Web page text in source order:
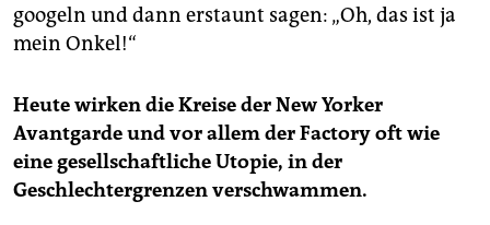
googeln und dann erstaunt sagen: „Oh, das ist ja
mein Onkel!“
Heute wirken die Kreise der New Yorker
Avantgarde und vor allem der Factory oft wie
eine gesellschaftliche Utopie, in der
Geschlechtergrenzen verschwammen.